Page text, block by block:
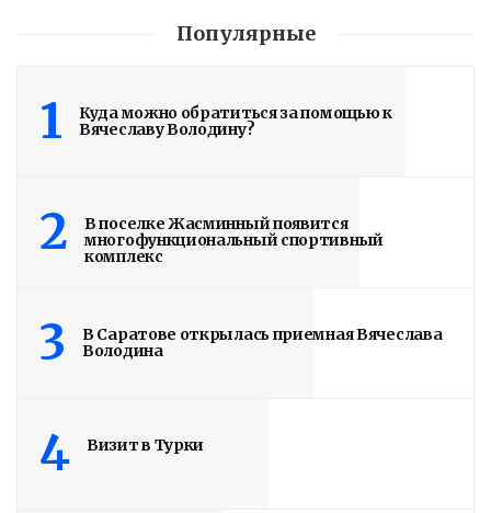
Популярные
1
Куда можно обратиться за помощью к
Вячеславу Володину?
2
В поселке Жасминный появится
многофункциональный спортивный
комплекс
3
В Саратове открылась приемная Вячеслава
Володина
4 Визит в Турки
РАБОТЫ БУДУТ
ЗАВЕРШЕНЫ